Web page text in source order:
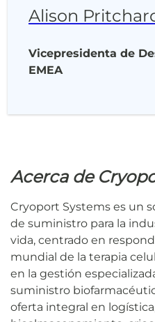
Alison
Vicepresidenta de
EMEA
Acerca de
Cryoport Systems es un
de suministro para la
vida, centrado en
mundial de la terapia
en la gestión
suministro
oferta integral en